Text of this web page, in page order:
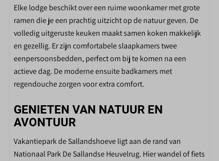
BUITEN
Tuinmeubels
Veranda
PARKFACILITEITEN DE
SALLANDSHOEVE
Binnenzwembad
Winkel
Fietsverhuur
Toiletgebouw
Restaurant
Elke lodge beschikt over een ruime woonkamer met grote
ramen die je een prachtig uitzicht op de natuur geven. De
volledig uitgeruste keuken maakt samen koken makkelijk
en gezellig. Er zijn comfortabele slaapkamers twee
eenpersoonsbedden, perfect om bij te komen na een
actieve dag. De moderne ensuite badkamers met
regendouche zorgen voor extra comfort.
GENIETEN VAN NATUUR EN
AVONTUUR
Vakantiepark de Sallandshoeve ligt aan de rand van
Nationaal Park De Sallandse Heuvelrug. Hier wandel of fiets